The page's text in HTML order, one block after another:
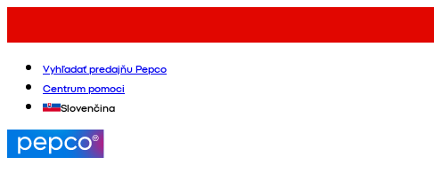
Vyhľadať predajňu Pepco
Centrum pomoci
Slovenčina